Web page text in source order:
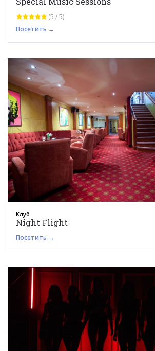
(5 / 5)
Посетить →
Клуб
Night Flight
Посетить →